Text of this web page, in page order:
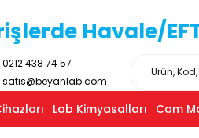
Havale/
0212 438 74 57
satis@beyanlab.com
Lab Kimyasalları Cam